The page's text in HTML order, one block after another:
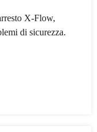
X-Flow,
di sicurezza.